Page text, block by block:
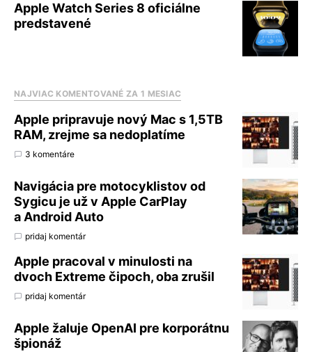
Apple Watch Series 8 oficiálne
predstavené
NAJVIAC KOMENTOVANÉ ZA 1 MESIAC
Apple pripravuje nový Mac s 1,5TB
RAM, zrejme sa nedoplatíme
3 komentáre
Navigácia pre motocyklistov od
Sygicu je už v Apple CarPlay
a Android Auto
pridaj komentár
Apple pracoval v minulosti na
dvoch Extreme čipoch, oba zrušil
pridaj komentár
Apple žaluje OpenAI pre korporátnu
špionáž